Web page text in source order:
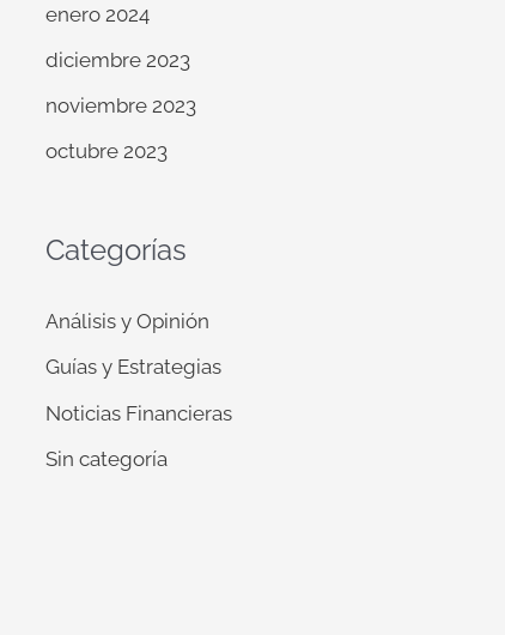
enero 2024
diciembre 2023
noviembre 2023
octubre 2023
Categorías
Análisis y Opinión
Guías y Estrategias
Noticias Financieras
Sin categoría